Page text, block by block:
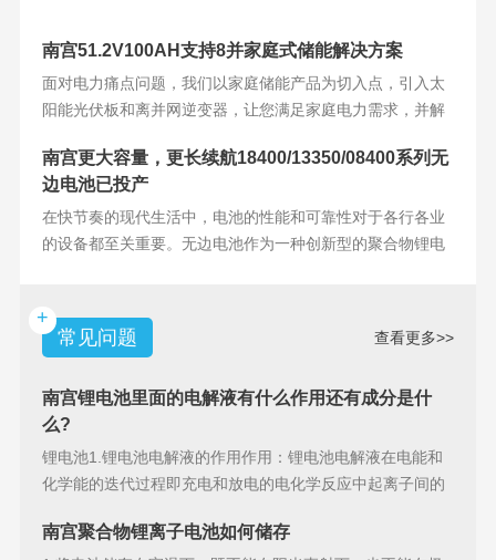
南宫51.2V100AH支持8并家庭式储能解决方案
面对电力痛点问题，我们以家庭储能产品为切入点，引入太
阳能光伏板和离并网逆变器，让您满足家庭电力需求，并解
南宫更大容量，更长续航18400/13350/08400系列无
边电池已投产
在快节奏的现代生活中，电池的性能和可靠性对于各行各业
的设备都至关重要。无边电池作为一种创新型的聚合物锂电
+
常见问题
查看更多>>
南宫锂电池里面的电解液有什么作用还有成分是什
么?
锂电池1.锂电池电解液的作用作用：锂电池电解液在电能和
化学能的迭代过程即充电和放电的电化学反应中起离子间的
南宫聚合物锂离子电池如何储存